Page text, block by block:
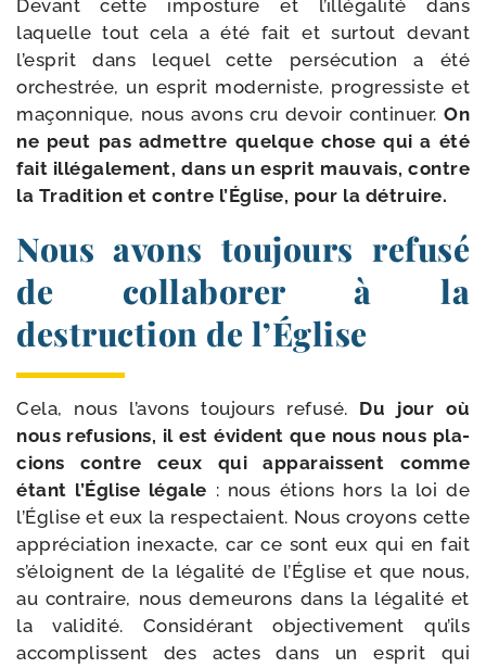
Devant cette impos­ture et l’illégalité dans
laquelle tout cela a été fait et sur­tout devant
l’esprit dans lequel cette per­sé­cu­tion a été
orches­trée, un esprit moder­niste, pro­gres­siste et
maçon­nique, nous avons cru devoir conti­nuer. On
ne peut pas admettre quelque chose qui a été
fait illé­ga­le­ment, dans un esprit mau­vais, contre
la Tradition et contre l’Église, pour la détruire.
Nous avons toujours refusé
de collaborer à la
destruction de l’Église
Cela, nous l’avons tou­jours refu­sé. Du jour où
nous refu­sions, il est évident que nous nous pla­
cions contre ceux qui appa­raissent comme
étant l’Église légale : nous étions hors la loi de
l’Église et eux la res­pec­taient. Nous croyons cette
appré­cia­tion inexacte, car ce sont eux qui en fait
s’éloignent de la léga­li­té de l’Église et que nous,
au contraire, nous demeu­rons dans la léga­li­té et
la vali­di­té. Considérant objec­ti­ve­ment qu’ils
accom­plissent des actes dans un esprit qui